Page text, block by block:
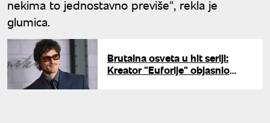
nekima to jednostavno previše", rekla je
glumica.
Brutalna osveta u hit seriji:
Kreator "Euforije" objasnio